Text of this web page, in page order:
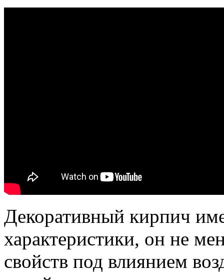
Декоративный кирпич
характеристики, он не
свойств под влиянием